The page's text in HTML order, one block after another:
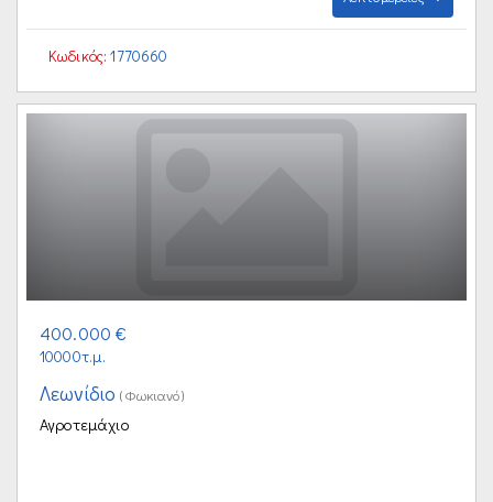
Κωδικός: 1770660
400.000 €
10000τ.μ.
Λεωνίδιο(Φωκιανό)
Αγροτεμάχιο